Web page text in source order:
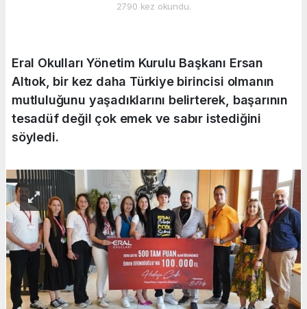
2790 kez okundu.
Eral Okulları Yönetim Kurulu Başkanı Ersan
Altıok, bir kez daha Türkiye birincisi olmanın
mutluluğunu yaşadıklarını belirterek, başarının
tesadüf değil çok emek ve sabır istediğini
söyledi.